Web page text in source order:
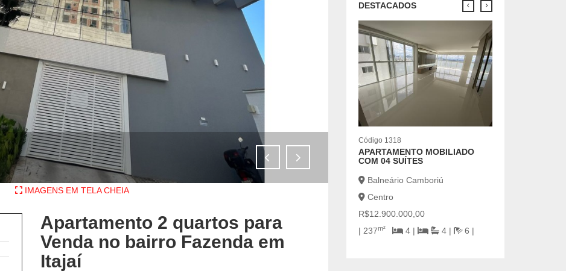
Venda - R$900.000,00
IMAGENS EM TELA CHEIA
Apartamento 2 quartos para
Venda no bairro Fazenda em
Itajaí
DESTACADOS
Código 1318
APARTAMENTO MOBILIADO
COM 04 SUÍTES
Balneário Camboriú
Centro
R$12.900.000,00
| 237m² 4 | 4 | 6 |